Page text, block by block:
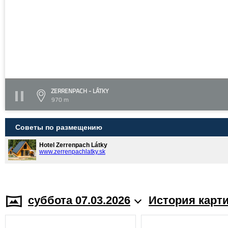
ZERRENPACH - LÁTKY
970 m
Советы по размещению
Hotel Zerrenpach Látky
www.zerrenpachlatky.sk
суббота 07.03.2026 История